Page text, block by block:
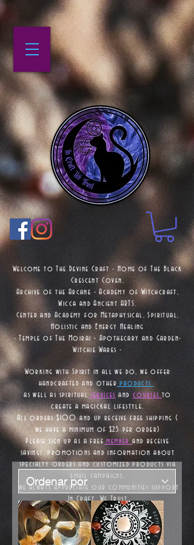
Welcome to The Devine Craft - Home of The Black
Crescent Coven.
Archive of the Arcane - Academy of Witchcraft,
Wicca and Ancient ARTS.
Center and Academy for Metaphysical, Spiritual,
Holistic and Energy Healing
- Temple of The Moirai - Apothecary and Garden-
Witchie Wares -
Working with Spirit in all we do, we offer
handcrafted and other products
as well as spiritualservices and coursesto
create a magickal lifestyle.
All orders $100 and up receive free shipping (
we have a minimum of $25 per order)
Please sign up as a free memberand receive
savings, promotions and information about
specialty orders and customized products via
email campaigns,
we always appreciate our communities support
In Craft We Trust
Blessed Be -